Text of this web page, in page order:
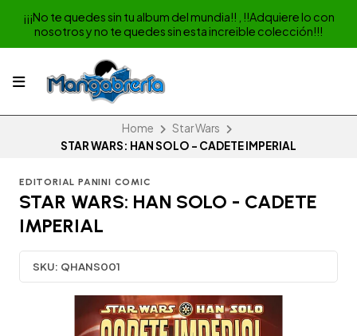
¡¡¡No te quedes sin tu album del mundia!! , !!Adquiere lo con
nosotros y no te quedes sin esta increible colección!!!
Home
Star Wars
STAR WARS: HAN SOLO - CADETE IMPERIAL
EDITORIAL PANINI COMIC
STAR WARS: HAN SOLO - CADETE
IMPERIAL
SKU: QHANS001